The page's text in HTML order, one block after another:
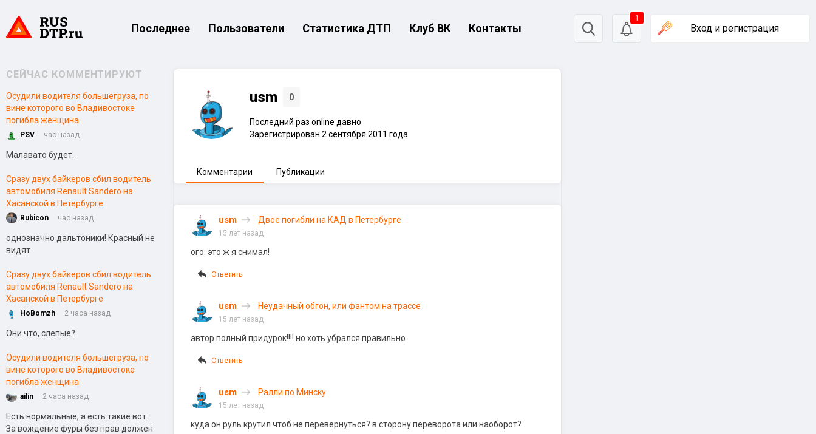
Последнее Пользователи Статистика ДТП Клуб ВК Контакты
1
Вход и регистрация
СЕЙЧАС КОММЕНТИРУЮТ
Осудили водителя большегруза, по
вине которого во Владивостоке
погибла женщина
PSV час назад
Малавато будет.
Сразу двух байкеров сбил водитель
автомобиля Renault Sandero на
Хасанской в Петербурге
Rubicon час назад
однозначно дальтоники! Красный не
видят
Сразу двух байкеров сбил водитель
автомобиля Renault Sandero на
Хасанской в Петербурге
HoBomzh 2 часа назад
Они что, слепые?
Осудили водителя большегруза, по
вине которого во Владивостоке
погибла женщина
ailin 2 часа назад
Есть нормальные, а есть такие вот.
За вождение фуры без прав должен
usm 0
Последний раз online давно
Зарегистрирован 2 сентября 2011 года
Комментарии Публикации
usm Двое погибли на КАД в Петербурге
15 лет назад
ого. это ж я снимал!
Ответить
usm Неудачный обгон, или фантом на трассе
15 лет назад
автор полный придурок!!!! но хоть убрался правильно.
Ответить
usm Ралли по Минску
15 лет назад
куда он руль крутил чтоб не перевернуться? в сторону переворота или наоборот?